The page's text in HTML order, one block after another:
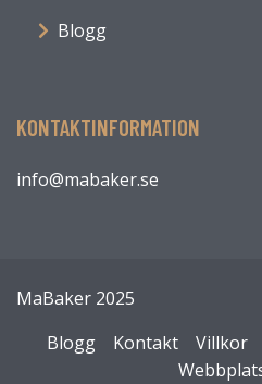
Blogg
KONTAKTINFORMATION
info@mabaker.se
MaBaker 2025
Blogg
Kontakt Villkor